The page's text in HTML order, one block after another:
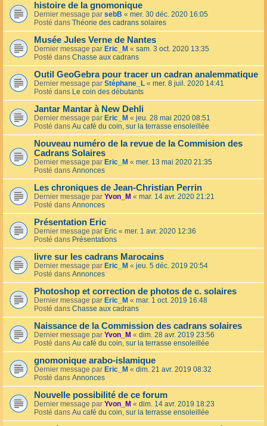
histoire de la gnomonique
Dernier message par sebB « mer. 30 déc. 2020 16:05
Posté dans Théorie des cadrans solaires
Musée Jules Verne de Nantes
Dernier message par Eric_M « sam. 3 oct. 2020 13:35
Posté dans Chasse aux cadrans
Outil GeoGebra pour tracer un cadran analemmatique
Dernier message par Stéphane_L « mer. 8 juil. 2020 14:41
Posté dans Le coin des débutants
Jantar Mantar à New Dehli
Dernier message par Eric_M « jeu. 28 mai 2020 08:51
Posté dans Au café du coin, sur la terrasse ensoleillée
Nouveau numéro de la revue de la Commision des
Cadrans Solaires
Dernier message par Eric_M « mer. 13 mai 2020 21:35
Posté dans Annonces
Les chroniques de Jean-Christian Perrin
Dernier message par Yvon_M « mar. 14 avr. 2020 21:21
Posté dans Annonces
Présentation Eric
Dernier message par Eric « mer. 1 avr. 2020 12:36
Posté dans Présentations
livre sur les cadrans Marocains
Dernier message par Eric_M « jeu. 5 déc. 2019 20:54
Posté dans Annonces
Photoshop et correction de photos de c. solaires
Dernier message par Eric_M « mar. 1 oct. 2019 16:48
Posté dans Chasse aux cadrans
Naissance de la Commission des cadrans solaires
Dernier message par Yvon_M « dim. 28 avr. 2019 23:56
Posté dans Au café du coin, sur la terrasse ensoleillée
gnomonique arabo-islamique
Dernier message par Eric_M « dim. 21 avr. 2019 08:32
Posté dans Annonces
Nouvelle possibilité de ce forum
Dernier message par Yvon_M « dim. 14 avr. 2019 18:23
Posté dans Au café du coin, sur la terrasse ensoleillée